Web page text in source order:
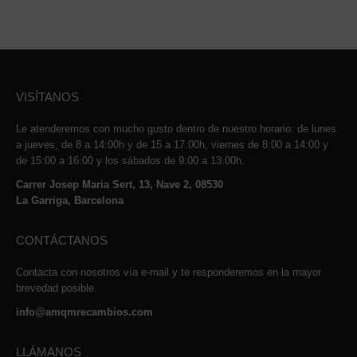
VISÍTANOS
Le atenderemos con mucho gusto dentro de nuestro horario: de lunes
a jueves, de 8 a 14:00h y de 15 a 17:00h, viernes de 8:00 a 14:00 y
de 15:00 a 16:00 y los sábados de 9:00 a 13:00h.
Carrer Josep Maria Sert, 13, Nave 2, 08530
La Garriga, Barcelona
CONTÁCTANOS
Contacta con nosotros vía e-mail y te responderemos en la mayor
brevedad posible.
info@amqmrecambios.com
LLÁMANOS